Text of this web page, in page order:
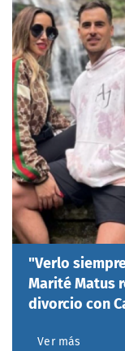
"Verlo
Marité Matus
divorcio con
Ver más